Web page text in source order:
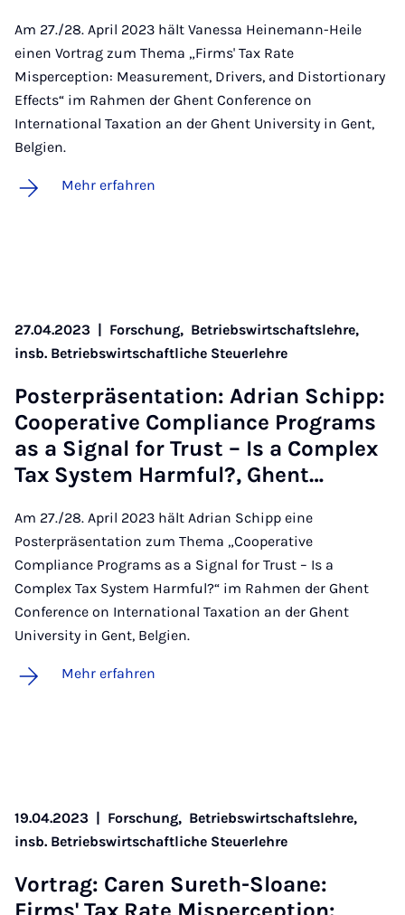
Am 27./28. April 2023 hält Vanessa Heinemann-Heile
einen Vortrag zum Thema „Firms' Tax Rate
Misperception: Measurement, Drivers, and Distortionary
Effects“ im Rahmen der Ghent Conference on
International Taxation an der Ghent University in Gent,
Belgien.
Mehr erfahren
27.04.2023 | Forschung, Betriebswirtschaftslehre,
insb. Betriebswirtschaftliche Steuerlehre
Pos­ter­prä­sen­ta­ti­on: Adri­an Schipp:
Co­ope­ra­ti­ve Com­pli­ance Pro­grams
as a Si­gnal for Trust – Is a Com­plex
Tax Sys­tem Harm­ful?, Ghent…
Am 27./28. April 2023 hält Adrian Schipp eine
Posterpräsentation zum Thema „Cooperative
Compliance Programs as a Signal for Trust – Is a
Complex Tax System Harmful?“ im Rahmen der Ghent
Conference on International Taxation an der Ghent
University in Gent, Belgien.
Mehr erfahren
19.04.2023 | Forschung, Betriebswirtschaftslehre,
insb. Betriebswirtschaftliche Steuerlehre
Vor­trag: Caren Su­reth-Slo­a­ne: